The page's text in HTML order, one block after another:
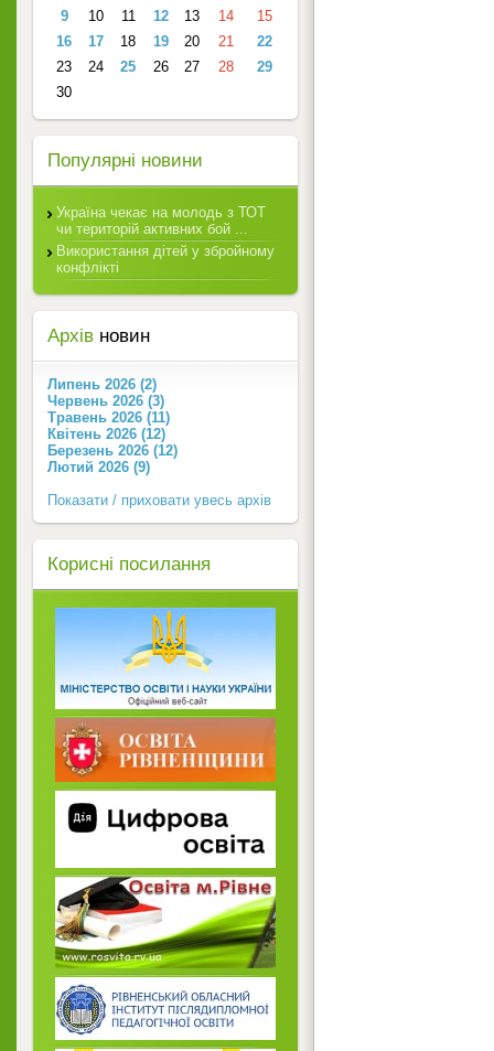
9
10 11 12 13 14
15
16
17 18 19 20 21
22
23
24 25 26 27 28
29
30
Популярні новини
Україна чекає на молодь з ТОТ
чи територій активних бой ...
Використання дітей у збройному
конфлікті
Архів новин
Липень 2026 (2)
Червень 2026 (3)
Травень 2026 (11)
Квітень 2026 (12)
Березень 2026 (12)
Лютий 2026 (9)
Показати / приховати увесь архів
Корисні посилання